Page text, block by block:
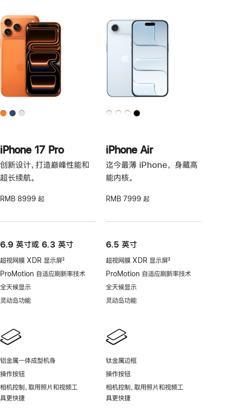
iPhone 17 Pro
创新设计，打造巅峰性能和
超长续航。
RMB 8999 起
6.9 英寸或 6.3 英寸
超视网膜 XDR 显示屏
脚
2
ProMotion 自适应刷新率技术
全天候显示
灵动岛功能
铝金属一体成型机身
操作按钮
相机控制，取用照片和视频工
具更快捷
iPhone Air
迄今最薄 iPhone， 身藏高
能内核。
RMB 7999 起
6.5 英寸
超视网膜 XDR 显示屏
脚
2
ProMotion 自适应刷新率技术
全天候显示
灵动岛功能
钛金属边框
操作按钮
相机控制，取用照片和视频工
具更快捷